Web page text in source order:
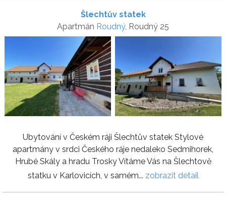
Šlechtův statek
Apartmán Roudný, Roudný 25
Ubytování v Českém ráji Šlechtův statek Stylové
apartmány v srdci Českého ráje nedaleko Sedmihorek,
Hrubé Skály a hradu Trosky Vítáme Vás na Šlechtově
statku v Karlovicích, v samém... zobrazit detail